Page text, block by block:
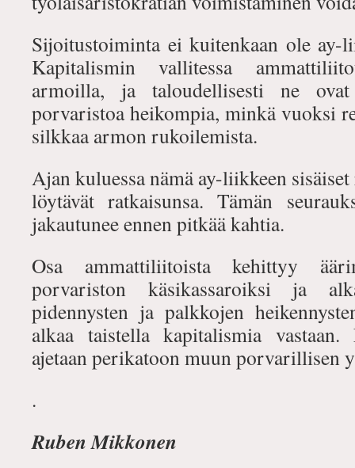
Sijoitustoiminta ei kuitenkaan ole ay-
Kapitalismin vallitessa
armoilla, ja taloudellisesti ne ovat
porvaristoa heikompia, minkä vuoksi
silkkaa armon rukoilemista.
Ajan kuluessa nämä ay-liikkeen
löytävät ratkaisunsa. Tämän
jakautunee ennen pitkää kahtia.
Osa ammattiliitoista kehittyy
porvariston käsikassaroiksi ja
pidennysten ja palkkojen
alkaa taistella kapitalismia vastaan.
ajetaan perikatoon muun porvarillisen
.
Ruben Mikkonen